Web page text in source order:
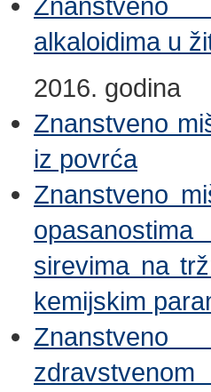
alkaloidima u
2016. godina
Znanstveno
iz povrća
Znanstveno
sirevima na
kemijskim